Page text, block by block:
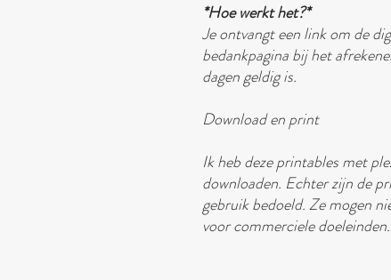
*Hoe werkt het?*
Je ontvangt een link om de
bedankpagina bij het
dagen geldig is.
Download en print
Ik heb deze printables met
downloaden. Echter zijn de
gebruik bedoeld. Ze mogen
voor commerciele doeleinden.